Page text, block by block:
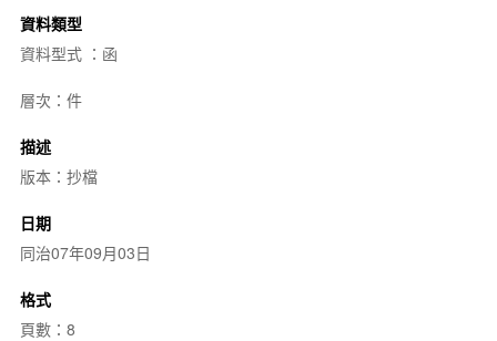
資料類型
資料型式 ：函
層次：件
描述
版本：抄檔
日期
同治07年09月03日
格式
頁數：8